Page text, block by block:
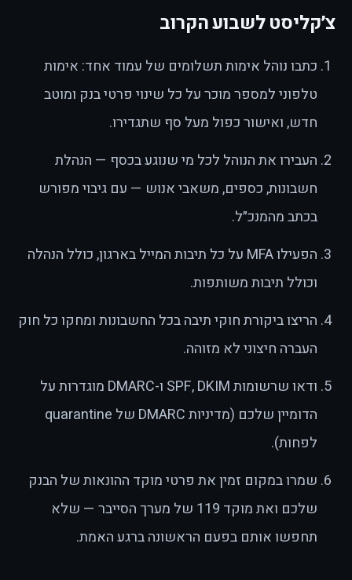
צ׳קליסט לשבוע הקרוב
כתבו נוהל אימות תשלומים של עמוד אחד: אימות
טלפוני למספר מוכר על כל שינוי פרטי בנק ומוטב
חדש, ואישור כפול מעל סף שתגדירו.
העבירו את הנוהל לכל מי שנוגע בכסף — הנהלת
חשבונות, כספים, משאבי אנוש — עם גיבוי מפורש
בכתב מהמנכ״ל.
הפעילו MFA על כל תיבות המייל בארגון, כולל הנהלה
וכולל תיבות משותפות.
הריצו ביקורת חוקי תיבה בכל החשבונות ומחקו כל חוק
העברה חיצוני לא מזוהה.
ודאו שרשומות SPF, DKIM ו-DMARC מוגדרות על
הדומיין שלכם (מדיניות DMARC של quarantine
לפחות).
שמרו במקום זמין את פרטי מוקד ההונאות של הבנק
שלכם ואת מוקד 119 של מערך הסייבר — שלא
תחפשו אותם בפעם הראשונה ברגע האמת.